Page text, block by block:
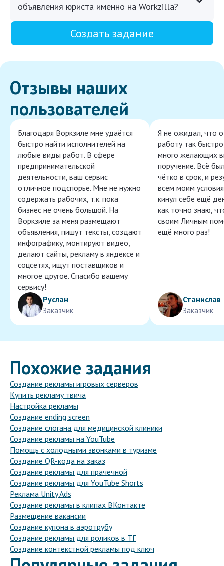
объявления юриста именно на Workzilla?
Создать задание
Отзывы наших
пользователей
Благодаря Воркзиле мне удаётся
быстро найти исполнителей на
любые виды работ. В сфере
предпринимательской
деятельности, ваш сервис
отличное подспорье. Мне не нужно
содержать рабочих, т.к. пока
бизнес не очень большой. На
Воркзиле за меня размещают
объявления, пишут тексты, создают
инфографику, монтируют видео,
делают сайты, рекламу в яндексе и
соцсетях, ищут поставщиков и
многое другое. Спасибо вашему
сервису!
Руслан
Заказчик
Я не ожидал, что
работу так
много желающих
поручение. Всё
чётко в срок, и
всем моим
кинул себе ещё
как точно знаю,
своим Личным
ещё много раз!
Станислав
Заказчик
Похожие задания
Создание рекламы игровых серверов
Купить рекламу твича
Настройка рекламы
Создание ending screen
Создание слогана для медицинской клиники
Создание рекламы на YouTube
Помощь с холодными звонками в туризме
Создание QR-кода на заказ
Создание рекламы для прачечной
Создание рекламы для YouTube Shorts
Реклама Unity Ads
Создание рекламы в клипах ВКонтакте
Размещение вакансии
Создание купона в аэротрубу
Создание рекламы для роликов в ТГ
Создание контекстной рекламы под ключ